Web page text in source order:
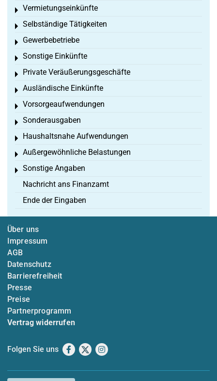
Vermietungseinkünfte
Toggle menu
Selbständige Tätigkeiten
Toggle menu
Gewerbebetriebe
Toggle menu
Sonstige Einkünfte
Toggle menu
Private Veräußerungsgeschäfte
Toggle menu
Ausländische Einkünfte
Toggle menu
Vorsorgeaufwendungen
Toggle menu
Sonderausgaben
Toggle menu
Haushaltsnahe Aufwendungen
Toggle menu
Außergewöhnliche Belastungen
Toggle menu
Sonstige Angaben
Toggle menu
Nachricht ans Finanzamt
Ende der Eingaben
Über uns
Impressum
AGB
Datenschutz
Barrierefreiheit
Presse
Preise
Partnerprogramm
Vertrag widerrufen
Folgen Sie uns Facebook
X Instagram